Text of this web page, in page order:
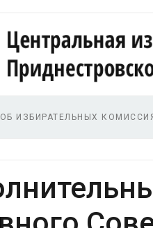
ОБ ИЗБИРАТЕЛЬНЫХ